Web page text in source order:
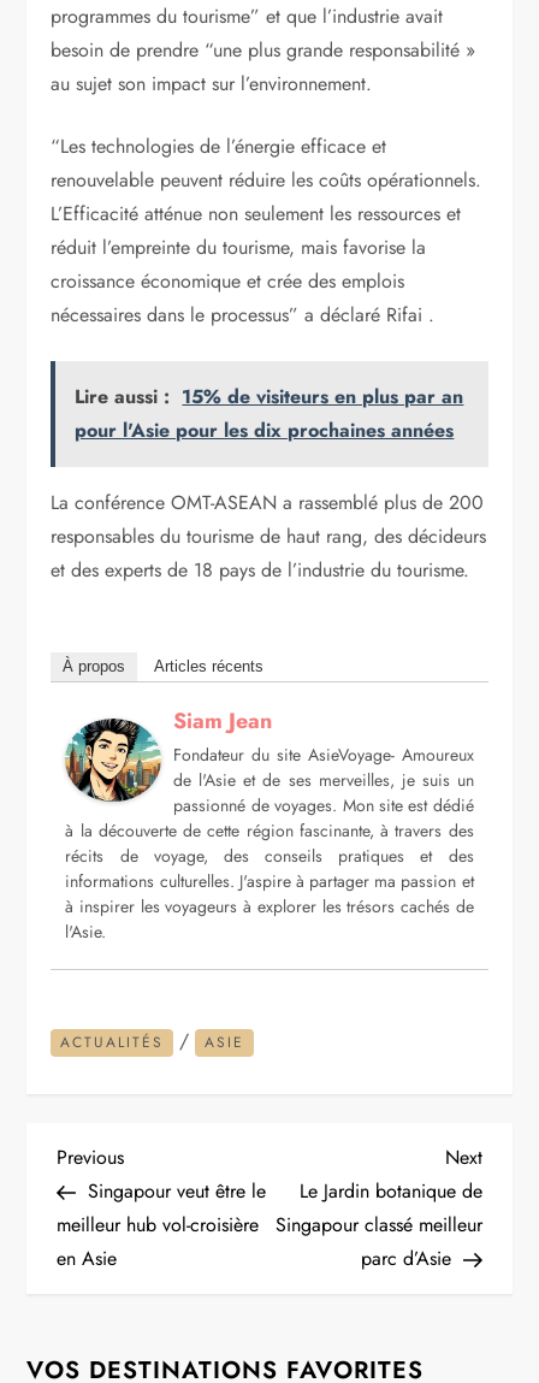
programmes du tourisme” et que l’industrie avait
besoin de prendre “une plus grande responsabilité »
au sujet son impact sur l’environnement.
“Les technologies de l’énergie efficace et
renouvelable peuvent réduire les coûts opérationnels.
L’Efficacité atténue non seulement les ressources et
réduit l’empreinte du tourisme, mais favorise la
croissance économique et crée des emplois
nécessaires dans le processus” a déclaré Rifai .
Lire aussi : 15% de visiteurs en plus par an
pour l'Asie pour les dix prochaines années
La conférence OMT-ASEAN a rassemblé plus de 200
responsables du tourisme de haut rang, des décideurs
et des experts de 18 pays de l’industrie du tourisme.
À propos Articles récents
Siam Jean
Fondateur du site AsieVoyage- Amoureux
de l'Asie et de ses merveilles, je suis un
passionné de voyages. Mon site est dédié
à la découverte de cette région fascinante, à travers des
récits de voyage, des conseils pratiques et des
informations culturelles. J'aspire à partager ma passion et
à inspirer les voyageurs à explorer les trésors cachés de
l'Asie.
ACTUALITÉS / ASIE
N
a
v
Previous
Post
Previous
Singapour veut être le
meilleur hub vol-croisière
en Asie
Next
Post
Next
Le Jardin botanique de
Singapour classé meilleur
parc d’Asie
VOS DESTINATIONS FAVORITES